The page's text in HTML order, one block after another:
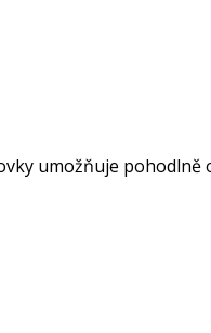
umožňuje